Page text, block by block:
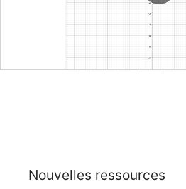
Nouvelles ressources